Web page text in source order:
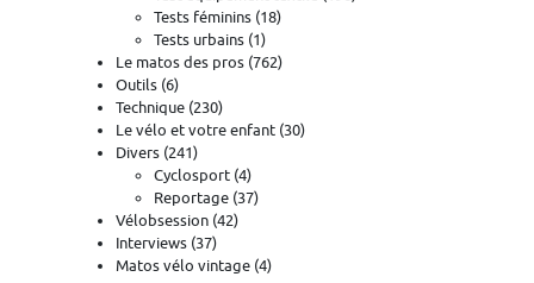
Tests féminins (18)
Tests urbains (1)
Le matos des pros (762)
Outils (6)
Technique (230)
Le vélo et votre enfant (30)
Divers (241)
Cyclosport (4)
Reportage (37)
Vélobsession (42)
Interviews (37)
Matos vélo vintage (4)